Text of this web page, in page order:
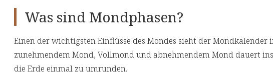
Was sind Mondphasen?
Einen der wichtigsten Einflüsse des Mondes sieht der Mondkalender
zunehmendem Mond, Vollmond und abnehmendem Mond dauert
die Erde einmal zu umrunden.